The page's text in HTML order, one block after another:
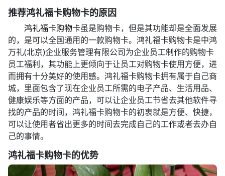
推荐鸿礼福卡购物卡的原因
鸿礼福卡购物卡虽是购物卡，但是其功能却是全面发展
的，是可以全国通用的一款购物卡。鸿礼福卡购物卡是中鸿
万礼(北京)企业服务管理有限公司为企业员工制作的购物卡
员工福利，其功能上更倾向于让员工对购物卡使用方便，进
而拥有十分美好的使用感。鸿礼福卡购物卡拥有属于自己商
城，里面包含了现在企业员工所需的电子产品、生活用品、
健康娱乐等方面的产品，可以让企业员工节省去其他软件寻
找的产品的时间，鸿礼福卡购物卡的初衷就是方便、快捷，
可以让使用者省出更多的时间去完成自己的工作或者去办自
己的事情。
鸿礼福卡购物卡的优势